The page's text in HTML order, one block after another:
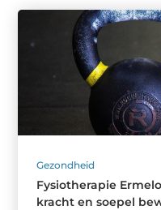
Gezondheid
Fysiotherapie
kracht en soepel